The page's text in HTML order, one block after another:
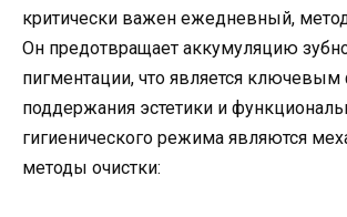
критически важен ежедневный,
Он предотвращает аккумуляцию
пигментации, что является
поддержания эстетики и
гигиенического режима являются
методы очистки: